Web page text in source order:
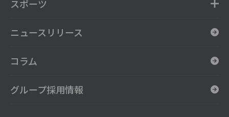
スポーツ
ニュースリリース
コラム
グループ採用情報